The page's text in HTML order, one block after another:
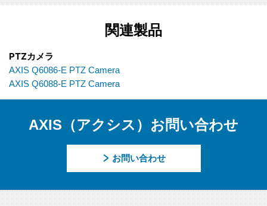
関連製品
PTZカメラ
AXIS Q6086-E PTZ Camera
AXIS Q6088-E PTZ Camera
AXIS（アクシス）お問い合わせ
お問い合わせ